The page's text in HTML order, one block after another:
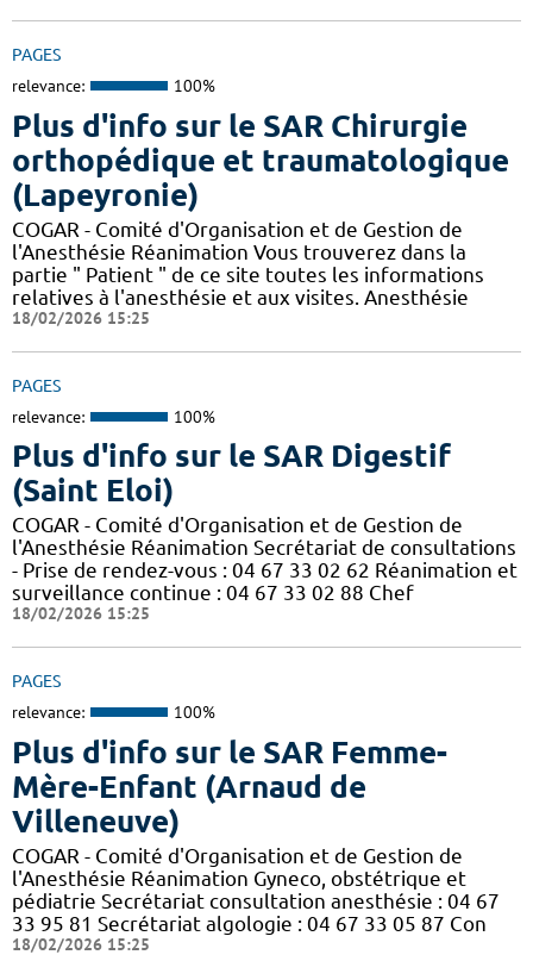
PAGES
relevance: 100%
Plus d'info sur le SAR Chirurgie
orthopédique et traumatologique
(Lapeyronie)
COGAR - Comité d'Organisation et de Gestion de
l'Anesthésie Réanimation Vous trouverez dans la
partie " Patient " de ce site toutes les informations
relatives à l'anesthésie et aux visites. Anesthésie
18/02/2026 15:25
PAGES
relevance: 100%
Plus d'info sur le SAR Digestif
(Saint Eloi)
COGAR - Comité d'Organisation et de Gestion de
l'Anesthésie Réanimation Secrétariat de consultations
- Prise de rendez-vous : 04 67 33 02 62 Réanimation et
surveillance continue : 04 67 33 02 88 Chef
18/02/2026 15:25
PAGES
relevance: 100%
Plus d'info sur le SAR Femme-
Mère-Enfant (Arnaud de
Villeneuve)
COGAR - Comité d'Organisation et de Gestion de
l'Anesthésie Réanimation Gyneco, obstétrique et
pédiatrie Secrétariat consultation anesthésie : 04 67
33 95 81 Secrétariat algologie : 04 67 33 05 87 Con
18/02/2026 15:25